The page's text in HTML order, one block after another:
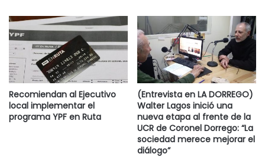
FUENTE: INFOCIELO
Recomiendan al Ejecutivo
local implementar el
programa YPF en Ruta
(Entrevista en LA DORREGO)
Walter Lagos inició una
nueva etapa al frente de la
UCR de Coronel Dorrego: “La
sociedad merece mejorar el
diálogo”